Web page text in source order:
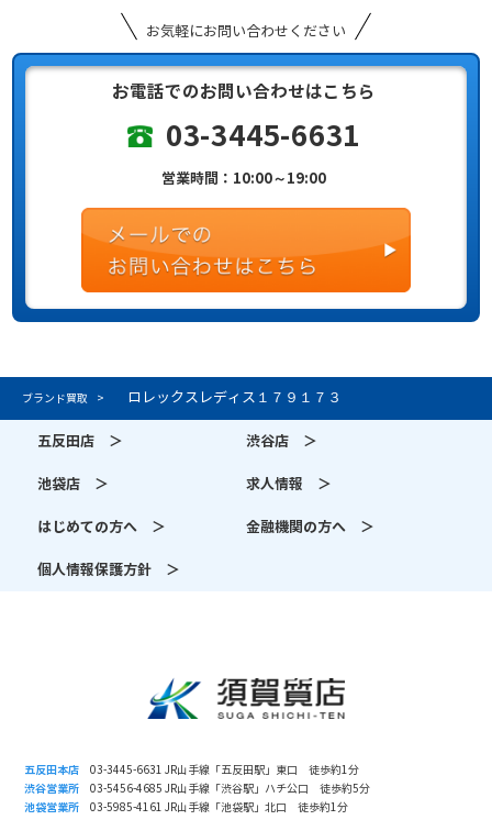
お気軽にお問い合わせください
お電話でのお問い合わせはこちら
03-3445-6631
営業時間：10:00～19:00
ブランド買取 ロレックスレディス１７９１７３
五反田店 ＞ 渋谷店 ＞
池袋店 ＞ 求人情報 ＞
はじめての方へ ＞ 金融機関の方へ ＞
個人情報保護方針 ＞
五反田本店 03-3445-6631 JR山手線「五反田駅」東口 徒歩約1分
渋谷営業所 03-5456-4685 JR山手線「渋谷駅」ハチ公口 徒歩約5分
池袋営業所 03-5985-4161 JR山手線「池袋駅」北口 徒歩約1分